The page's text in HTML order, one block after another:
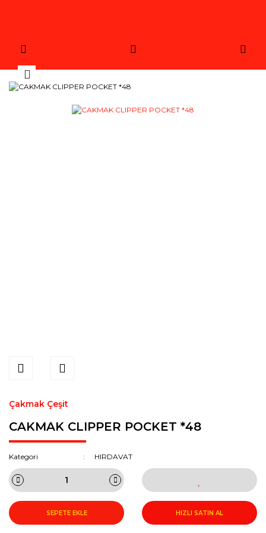
Çakmak Çeşit
CAKMAK CLIPPER POCKET *48
Kategori HIRDAVAT
SEPETE EKLE HIZLI SATIN AL